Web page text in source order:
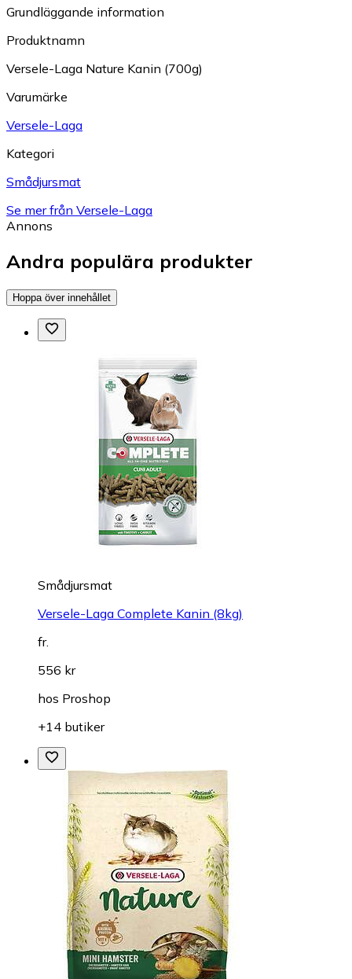
Grundläggande information
Produktnamn
Versele-Laga Nature Kanin (700g)
Varumärke
Versele-Laga
Kategori
Smådjursmat
Se mer från Versele-Laga
Annons
Andra populära produkter
Hoppa över innehållet
Smådjursmat
Versele-Laga Complete Kanin (8kg)
fr.
556 kr
hos Proshop
+14 butiker